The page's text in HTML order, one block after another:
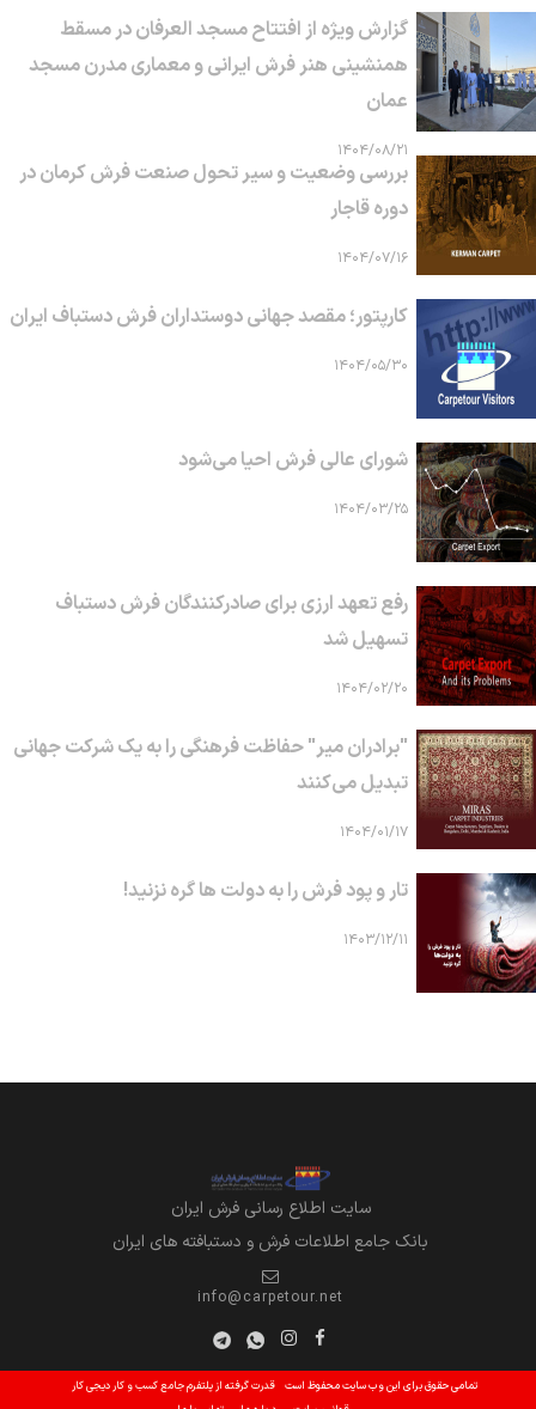
گزارش ویژه از افتتاح مسجد العرفان در مسقط
همنشینی هنر فرش ایرانی و معماری مدرن مسجد
عمان
۱۴۰۴/۰۸/۲۱
بررسی وضعیت و سیر تحول صنعت فرش کرمان در
دوره قاجار
۱۴۰۴/۰۷/۱۶
کارپتور؛ مقصد جهانی دوستداران فرش دستباف ایران
۱۴۰۴/۰۵/۳۰
شورای عالی فرش احیا می‌شود
۱۴۰۴/۰۳/۲۵
رفع تعهد ارزی برای صادرکنندگان فرش دستباف
تسهیل شد
۱۴۰۴/۰۲/۲۰
"برادران میر" حفاظت فرهنگی را به یک شرکت جهانی
تبدیل می‌کنند
۱۴۰۴/۰۱/۱۷
تار و پود فرش را به دولت ها گره نزنید!
۱۴۰۳/۱۲/۱۱
سايت اطلاع رساني فرش ايران
بانک جامع اطلاعات فرش و دستبافته های ایران
info@carpetour.net
تمامی حقوق برای این وب سایت محفوظ است قدرت گرفته از پلتفرم جامع کسب و کار دیجی کار